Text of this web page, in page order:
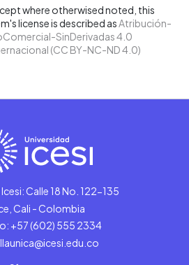
where otherwised noted, this
license is described asAtribución-
SinDerivadas 4.0
(CC BY-NC-ND 4.0)
Calle 18 No. 122-135
Cali - Colombia
+57 (602) 555 2334